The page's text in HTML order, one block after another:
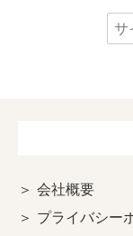
会社概要
プライバシー